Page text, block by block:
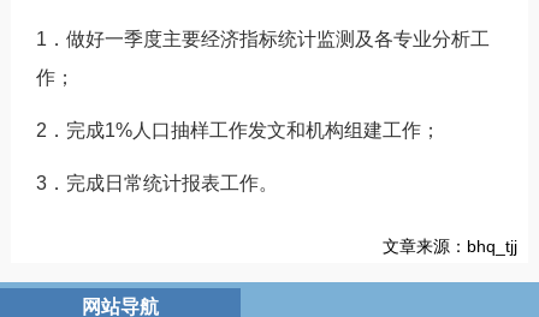
1．做好一季度主要经济指标统计监测及各专业分析工
作；
2．完成1%人口抽样工作发文和机构组建工作；
3．完成日常统计报表工作。
文章来源：bhq_tjj